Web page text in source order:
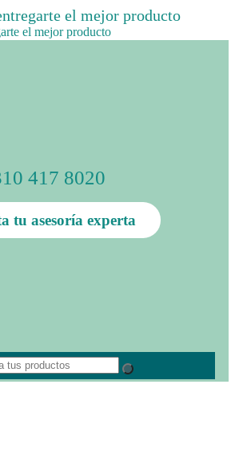
el mejor producto
el mejor producto
417 8020
tu asesoría experta